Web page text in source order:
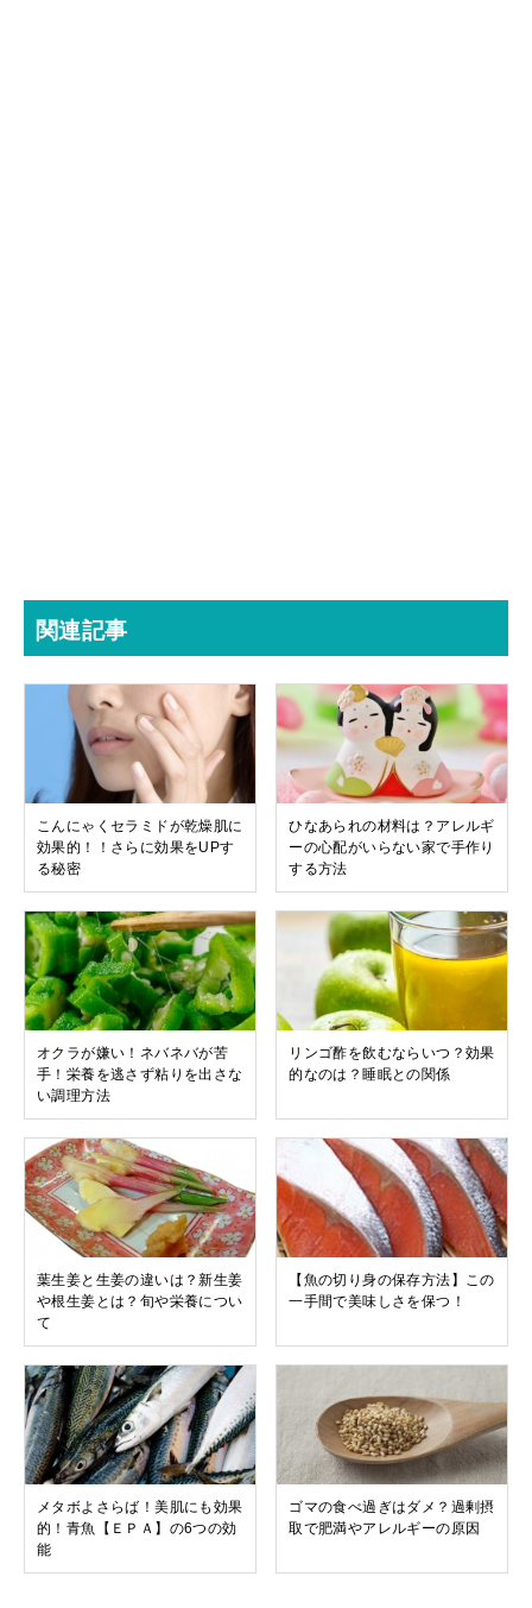
関連記事
こんにゃくセラミドが乾燥肌に
効果的！！さらに効果をUPす
る秘密
ひなあられの材料は？アレルギ
ーの心配がいらない家で手作り
する方法
オクラが嫌い！ネバネバが苦
手！栄養を逃さず粘りを出さな
い調理方法
リンゴ酢を飲むならいつ？効果
的なのは？睡眠との関係
葉生姜と生姜の違いは？新生姜
や根生姜とは？旬や栄養につい
て
【魚の切り身の保存方法】この
一手間で美味しさを保つ！
メタボよさらば！美肌にも効果
的！青魚【ＥＰＡ】の6つの効
能
ゴマの食べ過ぎはダメ？過剰摂
取で肥満やアレルギーの原因